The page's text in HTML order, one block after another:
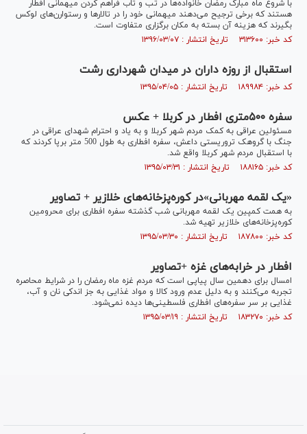
با شروع ماه مبارک رمضان خانواده‌ها در تب و تاب فراهم کردن میهمانی افطار
هستند که برخی ترجیح می‌دهند میهمانی خود را در تالارها و رستوارن‌های لوکس
بگیرند که هزینه آن بسته به مکان برگزاری متفاوت است.
کد خبر: ۳۱۳۶۰۰ تاریخ انتشار : ۱۳۹۶/۰۳/۰۷
استقبال از روزه داران در میدان شهرداری رشت
کد خبر: ۱۸۹۹۸۴ تاریخ انتشار : ۱۳۹۵/۰۴/۰۵
سفره ۵۰۰متری افطار در کربلا + عکس
مسئولین عراقی به کمک مردم شهر کربلا و به یاد و احترام شهدای عراقی در
جنگ با گروهک تروریستی داعش، سفره افطاری به طول 500 متر برپا کردند که
با استقبال مردم شهر کربلا واقع شد.
کد خبر: ۱۸۸۱۶۵ تاریخ انتشار : ۱۳۹۵/۰۳/۳۱
«یک لقمه مهربانی»در کوره‌پزخانه‌های خلازیر + تصاویر
به همت کمپین یک لقمه مهربانی شب گذشته سفره افطاری برای محرومین
کوره‌پزخانه‌های خلازیر تهیه شد.
کد خبر: ۱۸۷۸۰۰ تاریخ انتشار : ۱۳۹۵/۰۳/۳۰
افطار در خرابه‌های غزه +تصاویر
امسال برای دهمین سال پیاپی است که مردم غزه ماه رمضان را در شرایط محاصره
تجربه می‌کنند و به دلیل عدم ورود کالا و مواد غذایی به جز اندکی نان و آب،
غذایی بر سر سفره‌های افطاری فلسطینی‌ها دیده نمی‌شود.
کد خبر: ۱۸۳۲۷۰ تاریخ انتشار : ۱۳۹۵/۰۳/۱۹